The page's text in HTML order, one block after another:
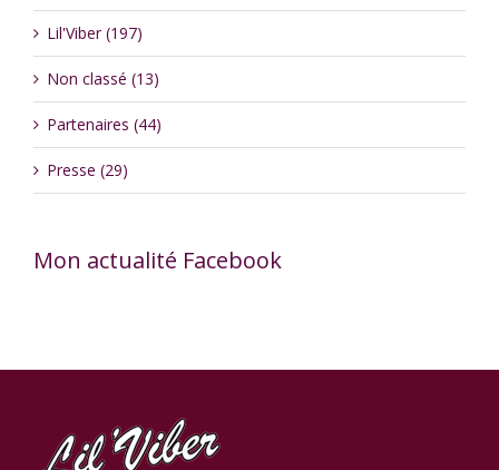
Lil'Viber (197)
Non classé (13)
Partenaires (44)
Presse (29)
Mon actualité Facebook